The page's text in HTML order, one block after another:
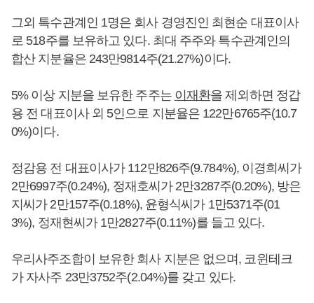
그외 특수관계인 1명은 회사 경영진인 최현순 대표이사
로 518주를 보유하고 있다. 최대 주주와 특수관계인의
합산 지분율은 243만9814주(21.27%)이다.
5% 이상 지분을 보유한 주주는 이재환을 제외하면 정갑
용 전 대표이사 외 5인으로 지분율은 122만6765주(10.7
0%)이다.
정감용 전 대표이사가 112만826주(9.784%), 이경희씨가
2만6997주(0.24%), 정재호씨가 2만3287주(0.20%), 방은
지씨가 2만157주(0.18%), 윤형식씨가 1만5371주(01
3%), 정재현씨가 1만2827주(0.11%)를 들고 있다.
우리사주조합이 보유한 회사 지분은 없으며, 코윈테크
가 자사주 23만3752주(2.04%)를 갖고 있다.